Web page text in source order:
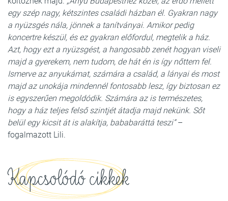
egy szép nagy, kétszintes családi házban él. Gyakran nagy
a nyüzsgés nála, jönnek a tanítványai. Amikor pedig
koncertre készül, és ez gyakran előfordul, megtelik a ház.
Azt, hogy ezt a nyüzsgést, a hangosabb zenét hogyan viseli
majd a gyerekem, nem tudom, de hát én is így nőttem fel.
Ismerve az anyukámat, számára a család, a lányai és most
majd az unokája mindennél fontosabb lesz, így biztosan ez
is egyszerűen megoldódik. Számára az is természetes,
hogy a ház teljes felső szintjét átadja majd nekünk. Sőt
belül egy kicsit át is alakítja, bababaráttá teszi”–
fogalmazott Lili.
Kapcsolódó cikkek